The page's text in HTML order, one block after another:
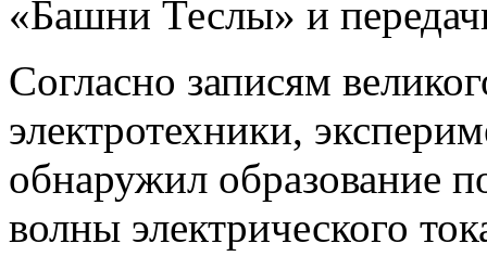
«Башни Теслы» и
Согласно записям
электротехники,
обнаружил образование
волны электрического